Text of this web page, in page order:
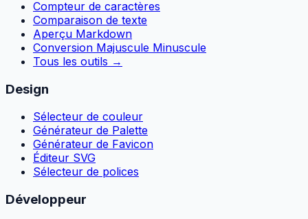
Compteur de caractères
Comparaison de texte
Aperçu Markdown
Conversion Majuscule Minuscule
Tous les outils →
Design
Sélecteur de couleur
Générateur de Palette
Générateur de Favicon
Éditeur SVG
Sélecteur de polices
Développeur